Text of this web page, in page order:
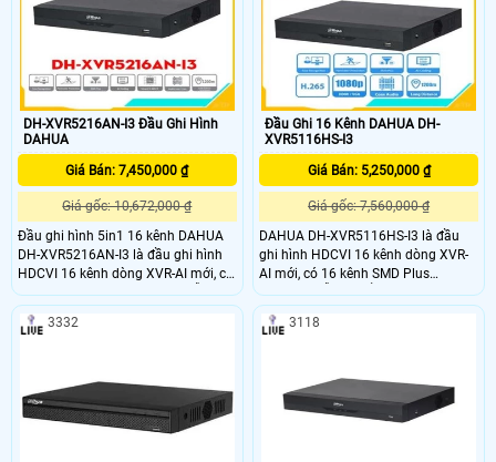
giúp tiết kiệm chi phí đầu tư bộ lưu
đầu tư bộ lưu trữ
DH-XVR5216AN-I3 Đầu Ghi Hình
DAHUA
Giá Bán: 7,450,000 ₫
Giá gốc: 10,672,000 ₫
Đầu ghi hình 5in1 16 kênh DAHUA
DH-XVR5216AN-I3 là đầu ghi hình
HDCVI 16 kênh dòng XVR-AI mới, có
16 kênh SMD Plus (analog), hỗ trợ 1
ổ cứng tối đa 16TB.Đầu ghi hình
Dahua này thiết kế vỏ kim loại, có
lượng hình ảnh, phù hợp với các dự
án vừa và nhỏ
Đầu Ghi 16 Kênh DAHUA DH-
XVR5116HS-I3
Giá Bán: 5,250,000 ₫
Giá gốc: 7,560,000 ₫
DAHUA DH-XVR5116HS-I3 là đầu
ghi hình HDCVI 16 kênh dòng XVR-
AI mới, có 16 kênh SMD Plus
(analog), hỗ trợ 1 ổ cứng tối đa
16TB.Đầu ghi hình Dahua này thiết
kế vỏ kim loại, có khe tản nhiệt tốt,
phù hợp với các dự án vừa và nhỏ
3332 3118